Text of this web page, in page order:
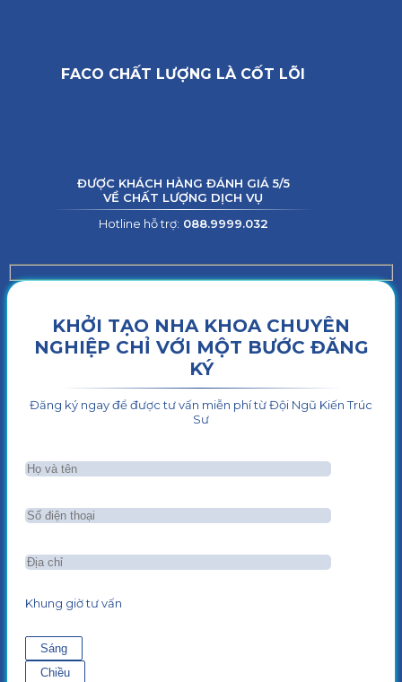
FACO CHẤT LƯỢNG LÀ CỐT LÕI
ĐƯỢC KHÁCH HÀNG ĐÁNH GIÁ 5/5
VỀ CHẤT LƯỢNG DỊCH VỤ
Hotline hỗ trợ: 088.9999.032
KHỞI TẠO NHA KHOA CHUYÊN
NGHIỆP CHỈ VỚI MỘT BƯỚC ĐĂNG
KÝ
Đăng ký ngay để được tư vấn miễn phí từ Đội Ngũ Kiến Trúc
Sư
Khung giờ tư vấn
Sáng
Chiều